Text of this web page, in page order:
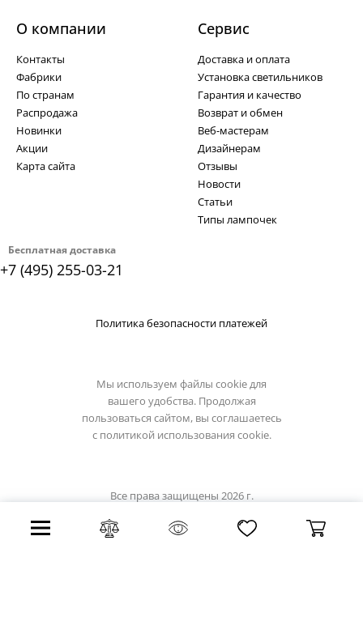
Бесплатная доставка
+7 (495) 255-03-21
О компании
Контакты
Фабрики
По странам
Распродажа
Новинки
Акции
Карта сайта
Cервис
Доставка и оплата
Установка светильников
Гарантия и качество
Возврат и обмен
Веб-мастерам
Дизайнерам
Отзывы
Новости
Статьи
Типы лампочек
Политика безопасности платежей
Мы используем файлы cookie для
вашего удобства. Продолжая
пользоваться сайтом, вы соглашаетесь
с политикой использования cookie.
Все права защищены 2026 г.